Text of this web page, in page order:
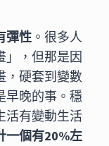
彈性 。很多人
」，但那是因
，硬套到變數
早晚的事。穩
活有變動生活
一個有20%左